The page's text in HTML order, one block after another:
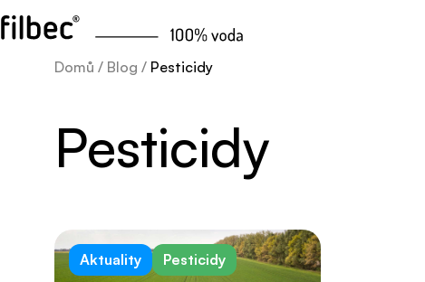
Domů / Blog / Pesticidy
Pesticidy
Aktuality Pesticidy